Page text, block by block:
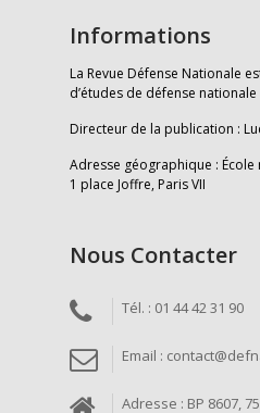
Informations
La Revue Défense Nationale
d’études de défense
Directeur de la publication :
Adresse géographique : École
1 place Joffre, Paris VII
Nous Contacter
Tél. : 01 44 42 31 90
Email :
Adresse : BP 8607,